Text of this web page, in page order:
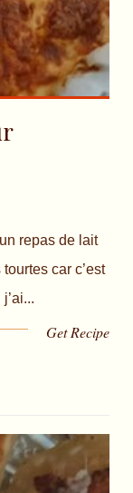
repas de lait
car c’est
Get Recipe